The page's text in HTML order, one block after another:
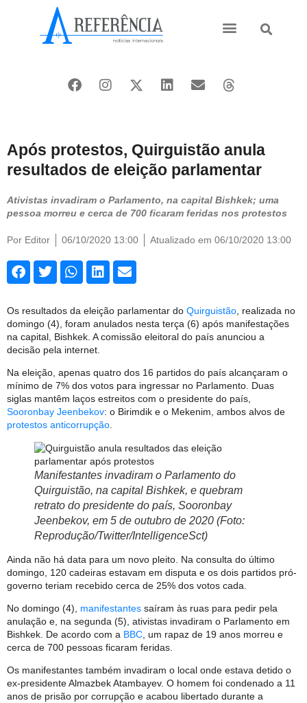
Após protestos, Quirguistão anula
resultados de eleição parlamentar
Ativistas invadiram o Parlamento, na capital Bishkek; uma
pessoa morreu e cerca de 700 ficaram feridas nos protestos
Por Editor 06/10/2020 13:00 Atualizado em 06/10/2020 13:00
Os resultados da eleição parlamentar do Quirguistão , realizada no
domingo (4), foram anulados nesta terça (6) após manifestações
na capital, Bishkek. A comissão eleitoral do país anunciou a
decisão pela internet.
Na eleição, apenas quatro dos 16 partidos do país alcançaram o
mínimo de 7% dos votos para ingressar no Parlamento. Duas
siglas mantêm laços estreitos com o presidente do país,
Sooronbay Jeenbekov: o Birimdik e o Mekenim, ambos alvos de
protestos anticorrupção.
Manifestantes invadiram o Parlamento do
Quirguistão, na capital Bishkek, e quebram
retrato do presidente do país, Sooronbay
Jeenbekov, em 5 de outubro de 2020 (Foto:
Reprodução/Twitter/IntelligenceSct)
Ainda não há data para um novo pleito. Na consulta do último
domingo, 120 cadeiras estavam em disputa e os dois partidos pró-
governo teriam recebido cerca de 25% dos votos cada.
No domingo (4), manifestantes saíram às ruas para pedir pela
anulação e, na segunda (5), ativistas invadiram o Parlamento em
Bishkek. De acordo com a BBC , um rapaz de 19 anos morreu e
cerca de 700 pessoas ficaram feridas.
Os manifestantes também invadiram o local onde estava detido o
ex-presidente Almazbek Atambayev. O homem foi condenado a 11
anos de prisão por corrupção e acabou libertado durante a